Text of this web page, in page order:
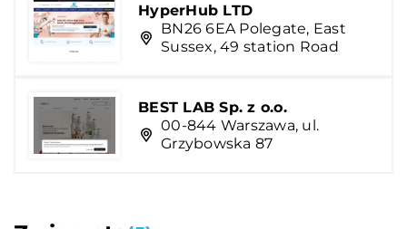
HyperHub LTD
BN26 6EA Polegate, East
Sussex, 49 station Road
BEST LAB Sp. z o.o.
00-844 Warszawa, ul.
Grzybowska 87